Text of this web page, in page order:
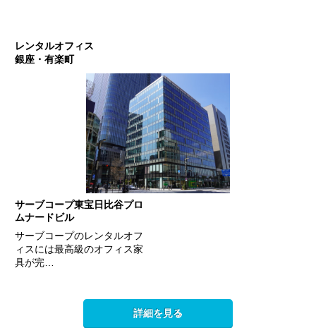
レンタルオフィス
銀座・有楽町
サーブコープ東宝日比谷プロ
ムナードビル
サーブコープのレンタルオフ
ィスには最高級のオフィス家
具が完…
詳細を見る